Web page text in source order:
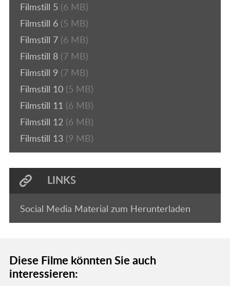
Filmstill 5 (6 MB)
Filmstill 6 (5 MB)
Filmstill 7 (6 MB)
Filmstill 8 (7 MB)
Filmstill 9 (7 MB)
Filmstill 10 (5 MB)
Filmstill 11 (6 MB)
Filmstill 12 (6 MB)
Filmstill 13 (9 MB)
LINKS
Social Media Material zum Herunterladen
Diese Filme könnten Sie auch
interessieren: